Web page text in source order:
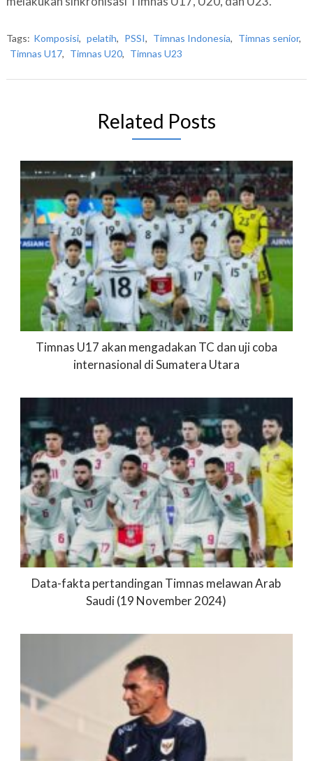
Tags: Komposisi, pelatih, PSSI, Timnas Indonesia, Timnas senior,
Timnas U17, Timnas U20, Timnas U23
Related Posts
Timnas U17 akan mengadakan TC dan uji coba
internasional di Sumatera Utara
Data-fakta pertandingan Timnas melawan Arab
Saudi (19 November 2024)